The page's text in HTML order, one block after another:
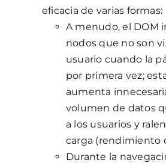
eficacia de varias formas:
A menudo, el DOM
nodos que no son
usuario cuando la
por primera vez;
aumenta
volumen de datos
a los usuarios y
carga (rendimiento
Durante la